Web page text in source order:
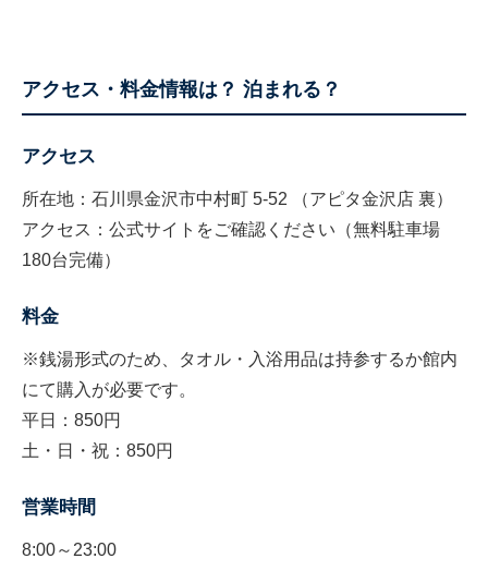
アクセス・料金情報は？ 泊まれる？
アクセス
所在地：石川県金沢市中村町 5-52 （アピタ金沢店 裏）
アクセス：公式サイトをご確認ください（無料駐車場
180台完備）
料金
※銭湯形式のため、タオル・入浴用品は持参するか館内
にて購入が必要です。
平日：850円
土・日・祝：850円
営業時間
8:00～23:00